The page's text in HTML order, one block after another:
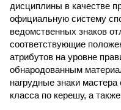
дисциплины в качестве
официальную систему
ведомственных знаков
соответствующие
атрибутов на уровне
обнародованным
нагрудные знаки
класса по керешу, а